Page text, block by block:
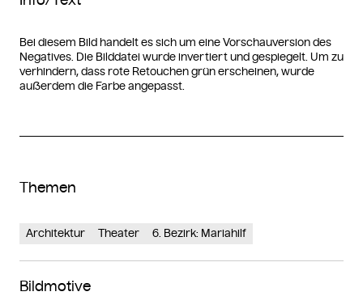
Bei diesem Bild handelt es sich um eine Vorschauversion des
Negatives. Die Bilddatei wurde invertiert und gespiegelt. Um zu
verhindern, dass rote Retouchen grün erscheinen, wurde
außerdem die Farbe angepasst.
Themen
Architektur Theater 6. Bezirk: Mariahilf
Bildmotive